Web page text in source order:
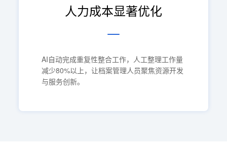
人力成本显著优化
AI自动完成重复性整合工作，人工整理工作量
减少80%以上，让档案管理人员聚焦资源开发
与服务创新。